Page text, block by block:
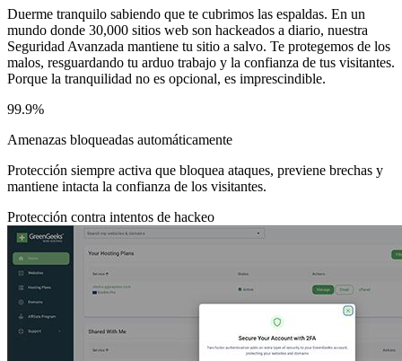
Duerme tranquilo sabiendo que te cubrimos las espaldas. En un
mundo donde 30,000 sitios web son hackeados a diario, nuestra
Seguridad Avanzada mantiene tu sitio a salvo. Te protegemos de los
malos, resguardando tu arduo trabajo y la confianza de tus visitantes.
Porque la tranquilidad no es opcional, es imprescindible.
99.9%
Amenazas bloqueadas automáticamente
Protección siempre activa que bloquea ataques, previene brechas y
mantiene intacta la confianza de los visitantes.
Protección contra intentos de hackeo